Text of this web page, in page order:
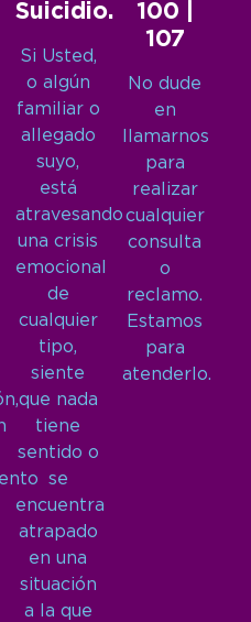
Suicidio.
Si Usted,
o algún
familiar o
allegado
suyo,
está
atravesando
una crisis
emocional
de
cualquier
tipo,
siente
que nada
tiene
sentido o
se
encuentra
atrapado
en una
situación
a la que
100 |
107
No dude
en
llamarnos
para
realizar
cualquier
consulta
o
reclamo.
Estamos
para
atenderlo.